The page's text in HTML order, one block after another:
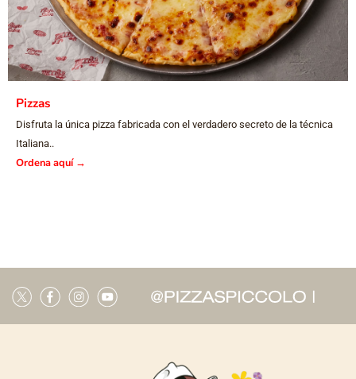
Pizzas
Disfruta la única pizza fabricada con el verdadero secreto de la técnica
Italiana..
Ordena aquí →